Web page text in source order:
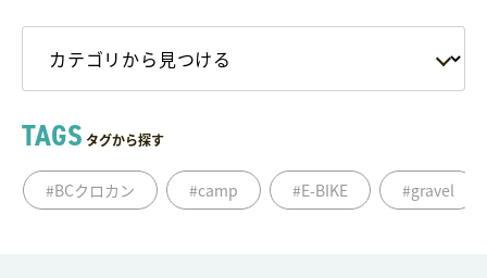
TAGS タグから探す
#BCクロカン #camp #E-BIKE #gravel